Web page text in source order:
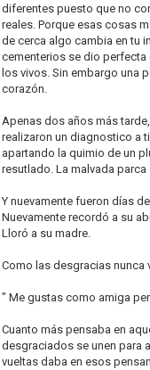
diferentes puesto que no
reales. Porque esas cosas
de cerca algo cambia en tu
cementerios se dio
los vivos. Sin embargo una
corazón.
Apenas dos años más
realizaron un diagnostico a
apartando la quimio de un
resutlado. La malvada
Y nuevamente fueron días
Nuevamente recordó a su
Lloró a su madre.
Como las desgracias nunca
" Me gustas como amiga
Cuanto más pensaba en
desgraciados se unen para
vueltas daba en esos